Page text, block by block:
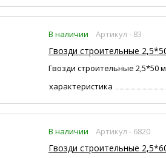
В наличии Артикул - 83
Гвозди строительные
Гвозди строительные 2,5*50
характеристика
В наличии Артикул - 6820
Гвозди строительные